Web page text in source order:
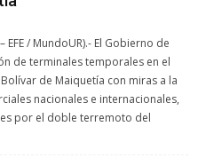
/ MundoUR).- El Gobierno de
de terminales temporales en el
de Maiquetía con miras a la
nacionales e internacionales,
por el doble terremoto del